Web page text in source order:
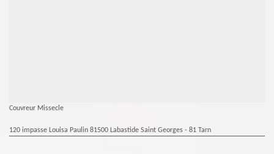
Couvreur Missecle
120 impasse Louisa Paulin 81500 Labastide Saint Georges - 81 Tarn